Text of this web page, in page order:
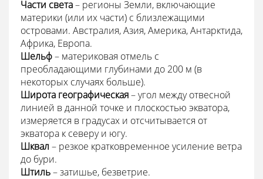
Части света– регионы Земли, включающие
материки (или их части) с близлежащими
островами. Австралия, Азия, Америка, Антарктида,
Африка, Европа.
Шельф– материковая отмель с
преобладающими глубинами до 200 м (в
некоторых случаях больше).
Широта географическая– угол между отвесной
линией в данной точке и плоскостью экватора,
измеряется в градусах и отсчитывается от
экватора к северу и югу.
Шквал – резкое кратковременное усиление ветра
до бури.
Штиль– затишье, безветрие.